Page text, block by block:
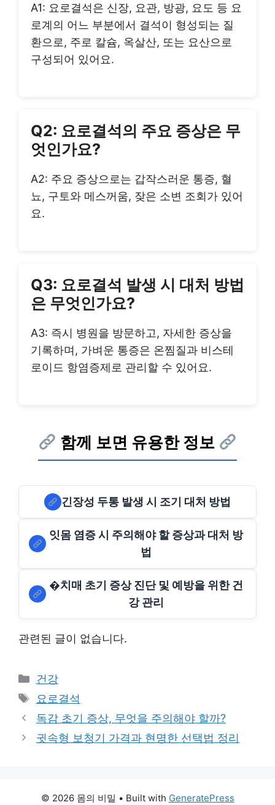
A1: 요로결석은 신장, 요관, 방광, 요도 등 요
로계의 어느 부분에서 결석이 형성되는 질
환으로, 주로 칼슘, 옥살산, 또는 요산으로
구성되어 있어요.
Q2: 요로결석의 주요 증상은 무
엇인가요?
A2: 주요 증상으로는 갑작스러운 통증, 혈
뇨, 구토와 메스꺼움, 잦은 소변 조회가 있어
요.
Q3: 요로결석 발생 시 대처 방법
은 무엇인가요?
A3: 즉시 병원을 방문하고, 자세한 증상을
기록하며, 가벼운 통증은 온찜질과 비스테
로이드 항염증제로 관리할 수 있어요.
함께 보면 유용한 정보
긴장성 두통 발생 시 조기 대처 방법
잇몸 염증 시 주의해야 할 증상과 대처 방
법
�치매 초기 증상 진단 및 예방을 위한 건
강 관리
관련된 글이 없습니다.
Categories
건강
Tags
요로결석
독감 초기 증상, 무엇을 주의해야 할까?
귓속형 보청기 가격과 현명한 선택법 정리
© 2026 몸의 비밀 • Built with GeneratePress